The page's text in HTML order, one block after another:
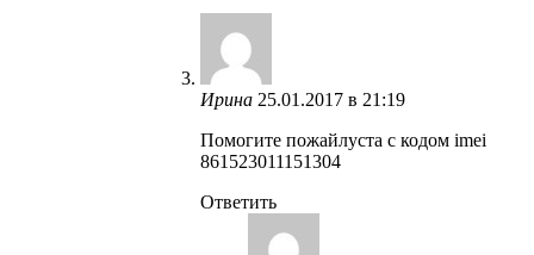
Ирина 25.01.2017 в 21:19
Помогите пожайлуста с кодом imei
861523011151304
Ответить